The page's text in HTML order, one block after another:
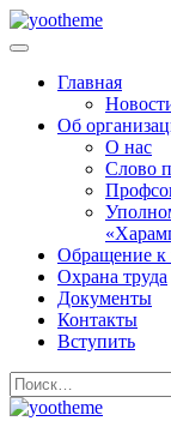
Главная
Об
О нас
Слово
Обращение к
Охрана труда
Документы
Контакты
Вступить